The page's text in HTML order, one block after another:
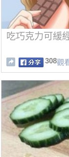
吃巧克力可緩
308觀